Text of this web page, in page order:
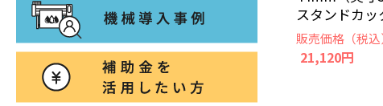
スタンドカッ
販売価格（税込
21,120円